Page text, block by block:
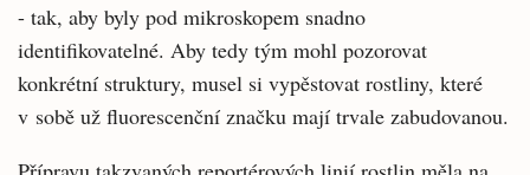
- tak, aby byly pod mikroskopem snadno
identifikovatelné. Aby tedy tým mohl pozorovat
konkrétní struktury, musel si vypěstovat rostliny, které
v sobě už fluorescenční značku mají trvale zabudovanou.